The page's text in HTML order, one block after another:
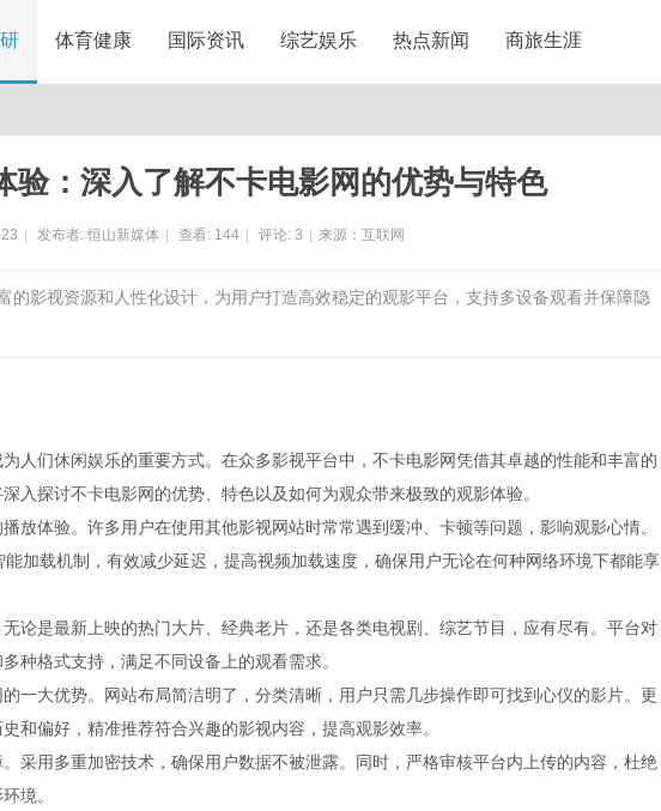
体育健康 国际资讯 综艺娱乐 热点新闻 商旅生涯
验：深入了解不卡电影网的优势与特色
发布者: 恒山新媒体 查看: 144 评论: 3 来源：互联网
的影视资源和人性化设计，为用户打造高效稳定的观影平台，支持多设备观看并保障隐
人们休闲娱乐的重要方式。在众多影视平台中，不卡电影网凭借其卓越的性能和丰富的
入探讨不卡电影网的优势、特色以及如何为观众带来极致的观影体验。
放体验。许多用户在使用其他影视网站时常常遇到缓冲、卡顿等问题，影响观影心情。
加载机制，有效减少延迟，提高视频加载速度，确保用户无论在何种网络环境下都能享
论是最新上映的热门大片、经典老片，还是各类电视剧、综艺节目，应有尽有。平台对
种格式支持，满足不同设备上的观看需求。
一大优势。网站布局简洁明了，分类清晰，用户只需几步操作即可找到心仪的影片。更
和偏好，精准推荐符合兴趣的影视内容，提高观影效率。
采用多重加密技术，确保用户数据不被泄露。同时，严格审核平台内上传的内容，杜绝
境。